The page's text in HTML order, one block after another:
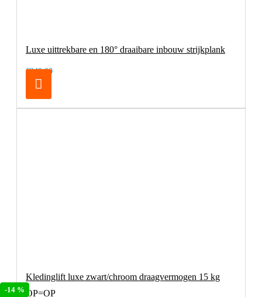
-14 %
Luxe uittrekbare en 180° draaibare inbouw strijkplank
€249,00
Kledinglift luxe zwart/chroom draagvermogen 15 kg
OP=OP